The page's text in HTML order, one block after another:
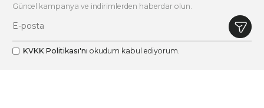
Güncel kampanya ve indirimlerden haberdar olun.
KVKK Politikası'nı okudum kabul ediyorum.